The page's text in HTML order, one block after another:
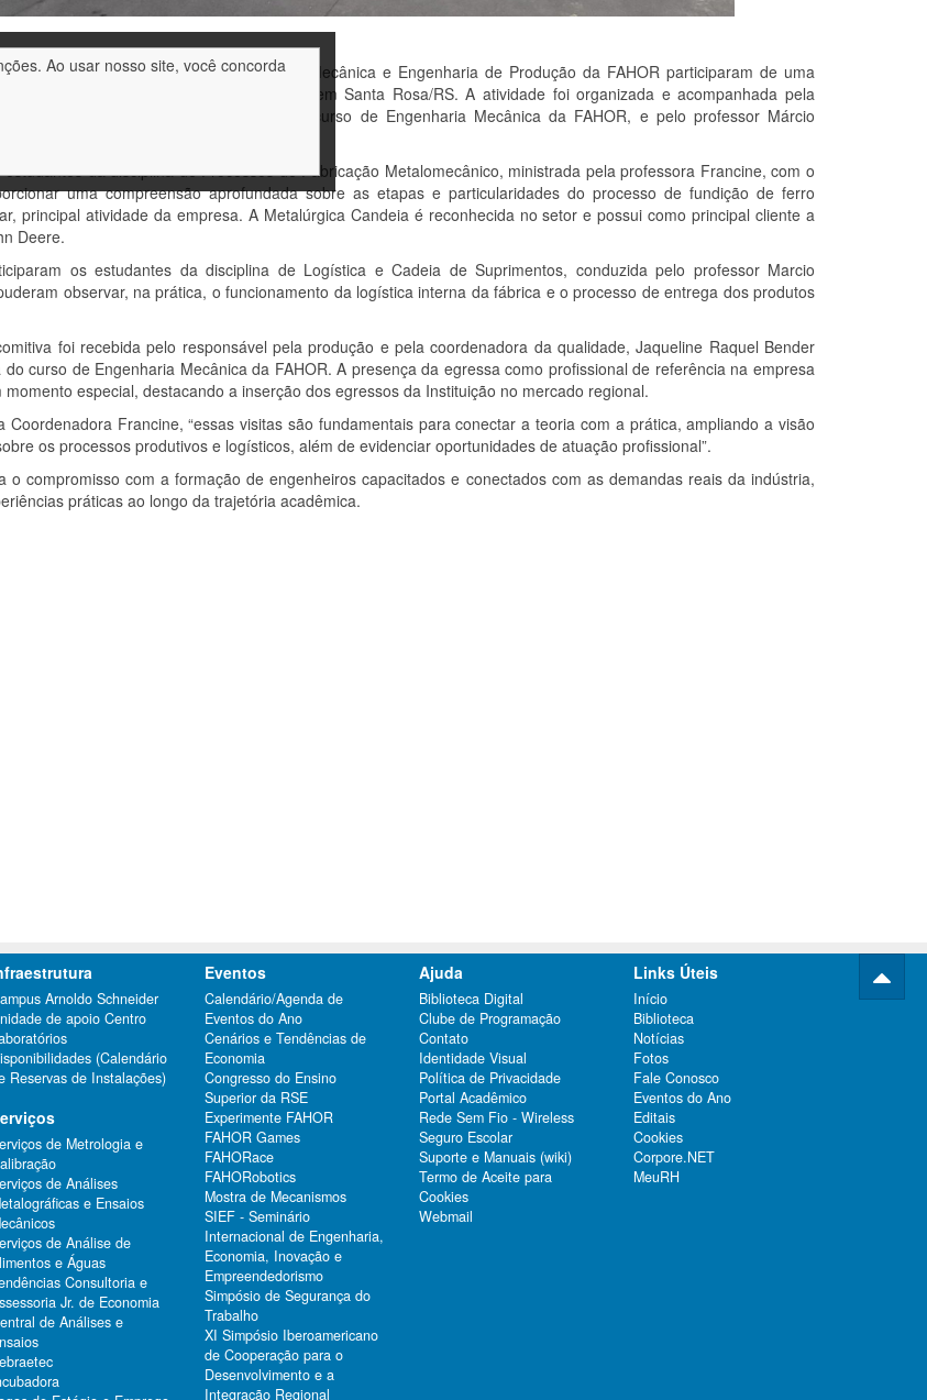
Ao usar nosso site, você concorda
estudantes dos cursos de Engenharia Mecânica e Engenharia de Produção da FAHOR participaram de uma
técnica à Metalúrgica Candeia, localizada em Santa Rosa/RS. A atividade foi organizada e acompanhada pela
Centenaro Gomes, Coordenadora do curso de Engenharia Mecânica da FAHOR, e pelo professor Márcio
da disciplina de Processos de Fabricação Metalomecânico, ministrada pela professora Francine, com o
uma compreensão aprofundada sobre as etapas e particularidades do processo de fundição de ferro
principal atividade da empresa. A Metalúrgica Candeia é reconhecida no setor e possui como principal cliente a
Deere.
os estudantes da disciplina de Logística e Cadeia de Suprimentos, conduzida pelo professor Marcio
observar, na prática, o funcionamento da logística interna da fábrica e o processo de entrega dos produtos
foi recebida pelo responsável pela produção e pela coordenadora da qualidade, Jaqueline Raquel Bender
do curso de Engenharia Mecânica da FAHOR. A presença da egressa como profissional de referência na empresa
especial, destacando a inserção dos egressos da Instituição no mercado regional.
Coordenadora Francine, “essas visitas são fundamentais para conectar a teoria com a prática, ampliando a visão
os processos produtivos e logísticos, além de evidenciar oportunidades de atuação profissional”.
o compromisso com a formação de engenheiros capacitados e conectados com as demandas reais da indústria,
práticas ao longo da trajetória acadêmica.
Arnoldo Schneider
de apoio Centro
(Calendário
Reservas de Instalações)
de Metrologia e
de Análises
e Ensaios
de Análise de
e Águas
Consultoria e
Jr. de Economia
de Análises e
Eventos
Calendário/Agenda de
Eventos do Ano
Cenários e Tendências de
Economia
Congresso do Ensino
Superior da RSE
Experimente FAHOR
FAHOR Games
FAHORace
FAHORobotics
Mostra de Mecanismos
SIEF - Seminário
Internacional de Engenharia,
Economia, Inovação e
Empreendedorismo
Simpósio de Segurança do
Trabalho
XI Simpósio Iberoamericano
de Cooperação para o
Desenvolvimento e a
Integração Regional
Ajuda
Biblioteca Digital
Clube de Programação
Contato
Identidade Visual
Política de Privacidade
Portal Acadêmico
Rede Sem Fio - Wireless
Seguro Escolar
Suporte e Manuais (wiki)
Termo de Aceite para
Cookies
Webmail
Links Úteis
Início
Biblioteca
Notícias
Fotos
Fale Conosco
Eventos do Ano
Editais
Cookies
Corpore.NET
MeuRH